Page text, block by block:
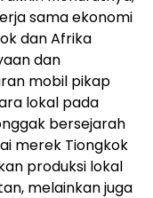
sama ekonomi
dan Afrika
dan
mobil pikap
lokal pada
bersejarah
merek Tiongkok
produksi lokal
melainkan juga